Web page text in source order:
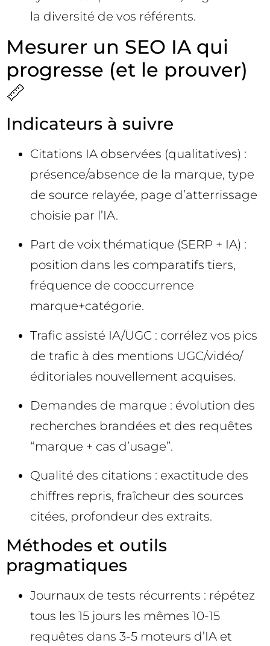
la diversité de vos référents.
Mesurer un SEO IA qui
progresse (et le prouver)
📏
Indicateurs à suivre
Citations IA observées (qualitatives) :
présence/absence de la marque, type
de source relayée, page d’atterrissage
choisie par l’IA.
Part de voix thématique (SERP + IA) :
position dans les comparatifs tiers,
fréquence de cooccurrence
marque+catégorie.
Trafic assisté IA/UGC : corrélez vos pics
de trafic à des mentions UGC/vidéo/
éditoriales nouvellement acquises.
Demandes de marque : évolution des
recherches brandées et des requêtes
“marque + cas d’usage”.
Qualité des citations : exactitude des
chiffres repris, fraîcheur des sources
citées, profondeur des extraits.
Méthodes et outils
pragmatiques
Journaux de tests récurrents : répétez
tous les 15 jours les mêmes 10-15
requêtes dans 3-5 moteurs d’IA et